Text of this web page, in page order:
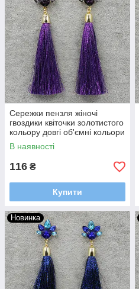
Сережки пензля жіночі
гвоздики квіточки золотистого
кольору довгі об'ємні кольори
індиго в стразах довжина 11
см
В наявності
116 ₴
Купити
Новинка